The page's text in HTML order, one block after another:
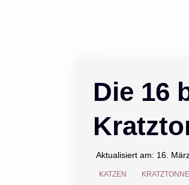
Die 16
Aktualisiert am: 16.
KATZEN